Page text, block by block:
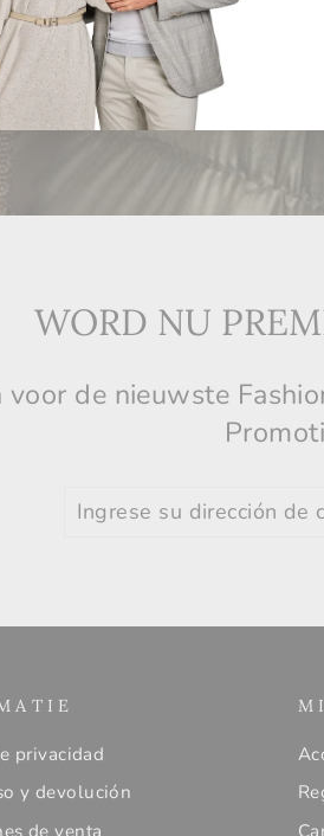
WORD NU
voor de nieuwste
privacidad
y devolución